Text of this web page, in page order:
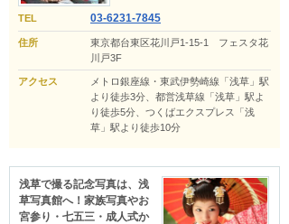
TEL 03-6231-7845
住所
東京都台東区花川戸1-15-1 フェスタ花
川戸3F
アクセス
メトロ銀座線・東武伊勢崎線「浅草」駅
より徒歩3分、都営浅草線「浅草」駅よ
り徒歩5分、つくばエクスプレス「浅
草」駅より徒歩10分
浅草で撮る記念写真は、浅
草写真館へ！家族写真やお
宮参り・七五三・成人式か